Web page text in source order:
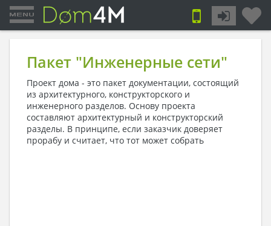
Пакет "Инженерные сети"
Проект дома - это пакет документации, состоящий
из архитектурного, конструкторского и
инженерного разделов. Основу проекта
составляют архитектурный и конструкторский
разделы. В принципе, если заказчик доверяет
прорабу и считает, что тот может собрать